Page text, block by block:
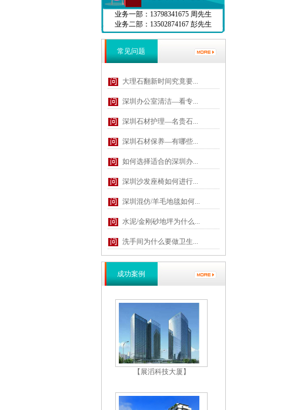
业务一部：13798341675 周先生
业务二部：13502874167 彭先生
常见问题
大理石翻新时间究竟要...
深圳办公室清洁—看专...
深圳石材护理—名贵石...
深圳石材保养—有哪些...
如何选择适合的深圳办...
深圳沙发座椅如何进行...
深圳混仿/羊毛地毯如何...
水泥/金刚砂地坪为什么...
洗手间为什么要做卫生...
成功案例
【展滔科技大厦】